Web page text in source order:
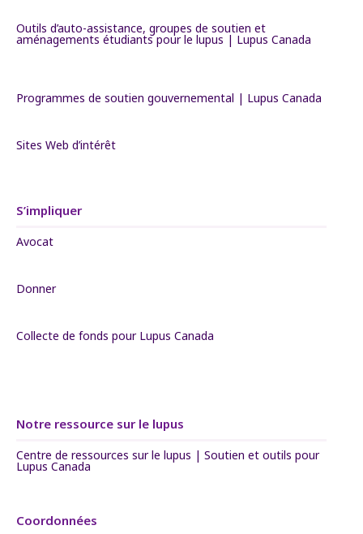
Outils d’auto-assistance, groupes de soutien et
aménagements étudiants pour le lupus | Lupus Canada
Programmes de soutien gouvernemental | Lupus Canada
Sites Web d’intérêt
S’impliquer
Avocat
Donner
Collecte de fonds pour Lupus Canada
Notre ressource sur le lupus
Centre de ressources sur le lupus | Soutien et outils pour
Lupus Canada
Coordonnées